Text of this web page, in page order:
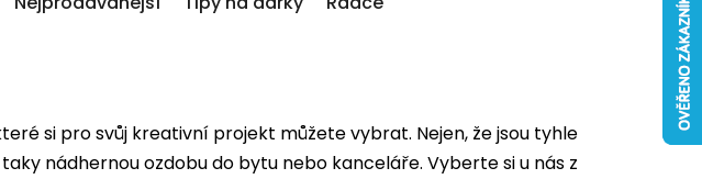
si pro svůj kreativní projekt můžete vybrat. Nejen, že jsou tyhle
nádhernou ozdobu do bytu nebo kanceláře. Vyberte si u nás z